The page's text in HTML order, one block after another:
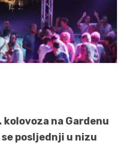
kolovoza na Gardenu
posljednji u nizu